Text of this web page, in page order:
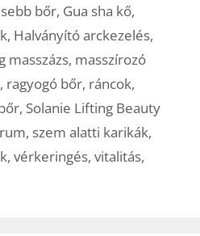
bőr, Gua sha kő,
, Halványító arckezelés,
masszázs, masszírozó
, ragyogó bőr, ráncok,
, Solanie Lifting Beauty
, szem alatti karikák,
, vérkeringés, vitalitás,